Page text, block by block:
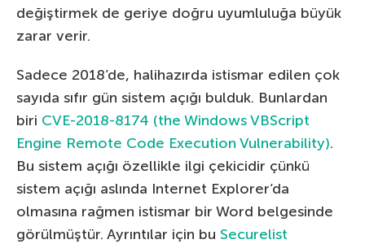
değiştirmek de geriye doğru uyumluluğa büyük
zarar verir.
Sadece 2018’de, halihazırda istismar edilen çok
sayıda sıfır gün sistem açığı bulduk. Bunlardan
biri CVE-2018-8174 (the Windows VBScript
Engine Remote Code Execution Vulnerability).
Bu sistem açığı özellikle ilgi çekicidir çünkü
sistem açığı aslında Internet Explorer’da
olmasına rağmen istismar bir Word belgesinde
görülmüştür. Ayrıntılar için bu Securelist